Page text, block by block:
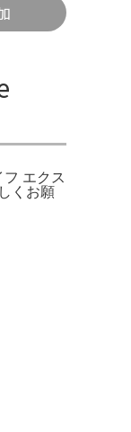
エクス
くお願